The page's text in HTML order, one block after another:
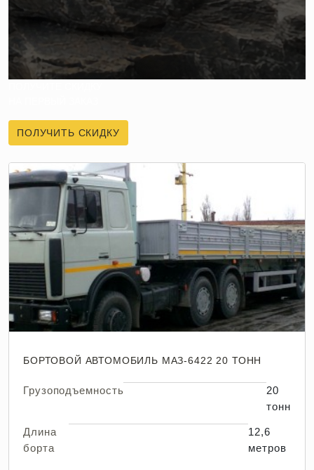
ПОЛУЧИТЬ СКИДКУ
БОРТОВОЙ АВТОМОБИЛЬ МАЗ-6422 20 ТОНН
Грузоподъемность
20
тонн
Длина
борта
12,6
метров